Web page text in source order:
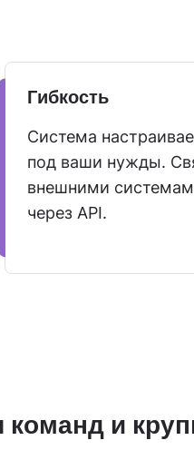
Гибкость
Система
под ваши нужды.
внешними
через API.
команд и